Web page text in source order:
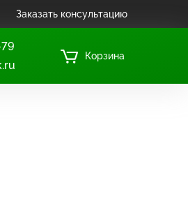
Заказать консультацию
Корзина